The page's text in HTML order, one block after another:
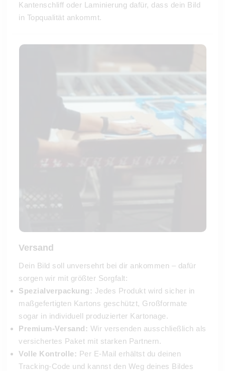
Kantenschliff oder Laminierung dafür, dass dein Bild
in Topqualität ankommt.
Versand
Dein Bild soll unversehrt bei dir ankommen – dafür
sorgen wir mit größter Sorgfalt:
Spezialverpackung: Jedes Produkt wird sicher in
maßgefertigten Kartons geschützt, Großformate
sogar in individuell produzierter Kartonage.
Premium-Versand: Wir versenden ausschließlich als
versichertes Paket mit starken Partnern.
Volle Kontrolle: Per E-Mail erhältst du deinen
Tracking-Code und kannst den Weg deines Bildes